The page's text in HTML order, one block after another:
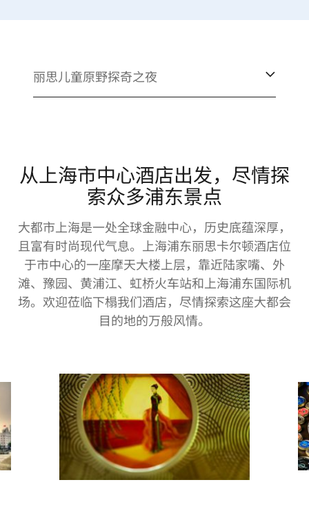
丽思儿童原野探奇之夜
从上海市中心酒店出发，尽情探
索众多浦东景点
大都市上海是一处全球金融中心，历史底蕴深厚，
且富有时尚现代气息。上海浦东丽思卡尔顿酒店位
于市中心的一座摩天大楼上层，靠近陆家嘴、外
滩、豫园、黄浦江、虹桥火车站和上海浦东国际机
场。欢迎莅临下榻我们酒店，尽情探索这座大都会
目的地的万般风情。